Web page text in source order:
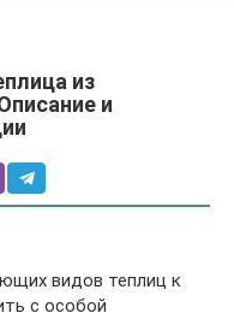
из
и
видов теплиц к
с особой